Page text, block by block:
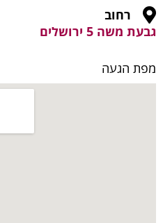
רחוב
גבעת משה 5 ירושלים
מפת הגעה